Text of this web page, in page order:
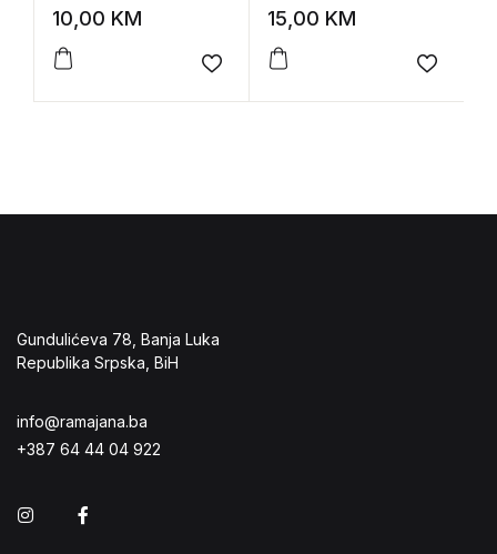
narodnom odbranom
10,00 KM
Add to wishlist
jedinica radiološko-
zaštite
15,00 KM
Add to
Gundulićeva 78, Banja Luka
Republika Srpska, BiH
info@ramajana.ba
+387 64 44 04 922
Instagram